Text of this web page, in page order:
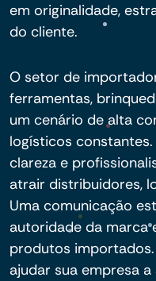
em originalidade,
do cliente.
O setor de
ferramentas,
um cenário de alta
logísticos
clareza e
atrair distribuidores,
Uma comunicação
autoridade da marca
produtos
ajudar sua empresa